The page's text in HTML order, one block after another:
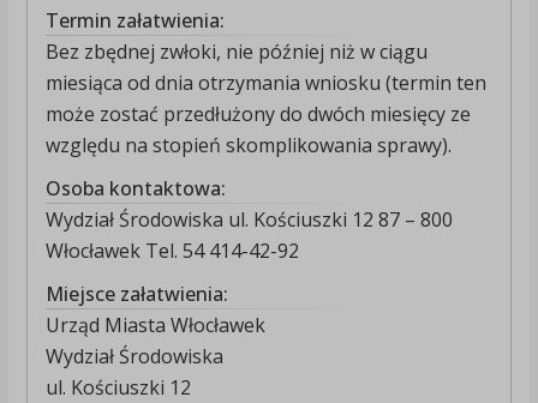
Termin załatwienia:
Bez zbędnej zwłoki, nie później niż w ciągu
miesiąca od dnia otrzymania wniosku (termin ten
może zostać przedłużony do dwóch miesięcy ze
względu na stopień skomplikowania sprawy).
Osoba kontaktowa:
Wydział Środowiska ul. Kościuszki 12 87 – 800
Włocławek Tel. 54 414-42-92
Miejsce załatwienia:
Urząd Miasta Włocławek
Wydział Środowiska
ul. Kościuszki 12